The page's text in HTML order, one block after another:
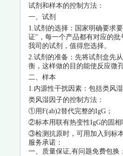
试剂和样本的控制方法：
一、试剂
1.试剂的选择：国家明确要求
证"，每一个产品都有对应的
我司的试剂，值得您选择。
2.试剂的准备：先将试剂盒先
衡，这样做的目的能使反应微
二、样本
1.内源性干扰因素：包括类风
类风湿因子的控制方法：
①用F(ab)2替代完整的IgG；
②标本用联有热变性IgG的固相
③检测抗原时，可用加入到标
服务承诺：
一、质量保证,有问题免费包换